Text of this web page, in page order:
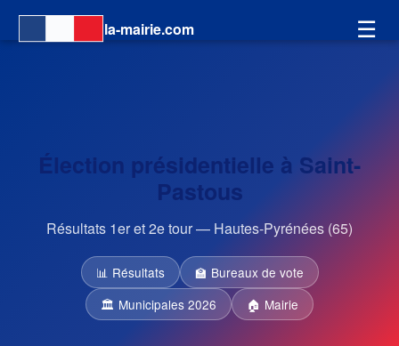
la-mairie.com ☰
Élection présidentielle à Saint-
Pastous
Résultats 1er et 2e tour — Hautes-Pyrénées (65)
📊 Résultats
🏫 Bureaux de vote
🏛 Municipales 2026
🏠 Mairie